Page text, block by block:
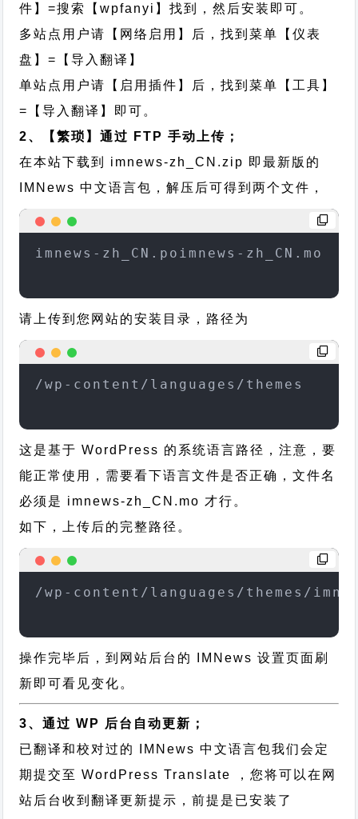
件】=搜索【wpfanyi】找到，然后安装即可。
多站点用户请【网络启用】后，找到菜单【仪表
盘】=【导入翻译】
单站点用户请【启用插件】后，找到菜单【工具】
=【导入翻译】即可。
2、【繁琐】通过 FTP 手动上传；
在本站下载到 imnews-zh_CN.zip 即最新版的
IMNews 中文语言包，解压后可得到两个文件，
imnews-zh_CN.poimnews-zh_CN.mo
请上传到您网站的安装目录，路径为
/wp-content/languages/themes
这是基于 WordPress 的系统语言路径，注意，要
能正常使用，需要看下语言文件是否正确，文件名
必须是 imnews-zh_CN.mo 才行。
如下，上传后的完整路径。
/wp-content/languages/themes/
操作完毕后，到网站后台的 IMNews 设置页面刷
新即可看见变化。
3、通过 WP 后台自动更新；
已翻译和校对过的 IMNews 中文语言包我们会定
期提交至 WordPress Translate ，您将可以在网
站后台收到翻译更新提示，前提是已安装了